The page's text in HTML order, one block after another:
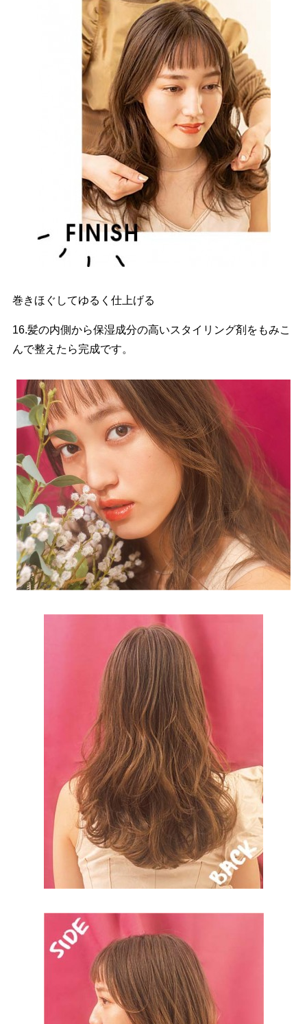
巻きほぐしてゆるく仕上げる
16.髪の内側から保湿成分の高いスタイリング剤をもみこ
んで整えたら完成です。